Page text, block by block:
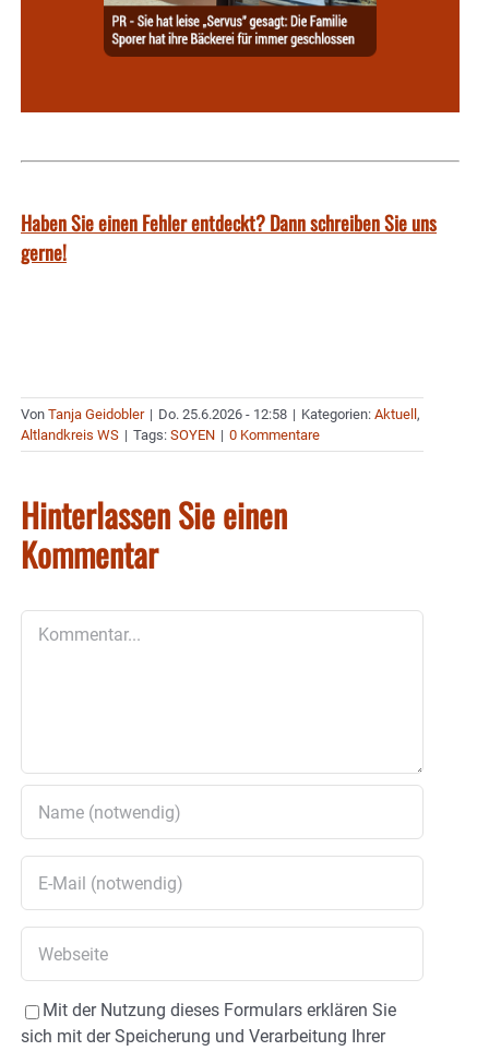
Haben Sie einen Fehler entdeckt? Dann schreiben Sie uns
gerne!
Von Tanja Geidobler | Do. 25.6.2026 - 12:58 | Kategorien: Aktuell ,
Altlandkreis WS | Tags: SOYEN | 0 Kommentare
Hinterlassen Sie einen
Kommentar
Mit der Nutzung dieses Formulars erklären Sie
sich mit der Speicherung und Verarbeitung Ihrer